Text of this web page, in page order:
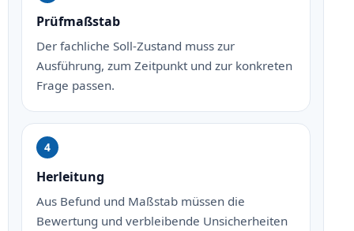
Prüfmaßstab
Der fachliche Soll-Zustand muss zur
Ausführung, zum Zeitpunkt und zur konkreten
Frage passen.
Herleitung
Aus Befund und Maßstab müssen die
Bewertung und verbleibende Unsicherheiten